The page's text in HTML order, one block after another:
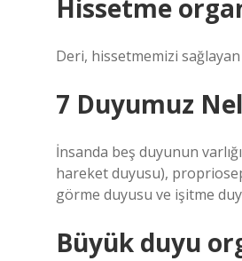
Hissetme
Deri, hissetmemizi sağlayan
7 Duyumuz
İnsanda beş duyunun
hareket duyusu),
görme duyusu ve işitme
Büyük duyu